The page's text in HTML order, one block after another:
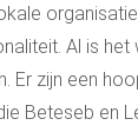
Al is het
Er zijn een
Beteseb en